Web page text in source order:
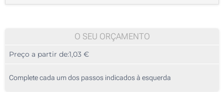
50
125
O SEU ORÇAMENTO
Preço a partir de:1,03 €
Complete cada um dos passos indicados à esquerda